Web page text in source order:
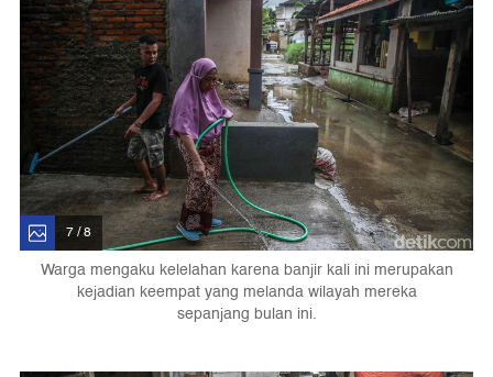
7 / 8
Warga mengaku kelelahan karena banjir kali ini merupakan
kejadian keempat yang melanda wilayah mereka
sepanjang bulan ini.